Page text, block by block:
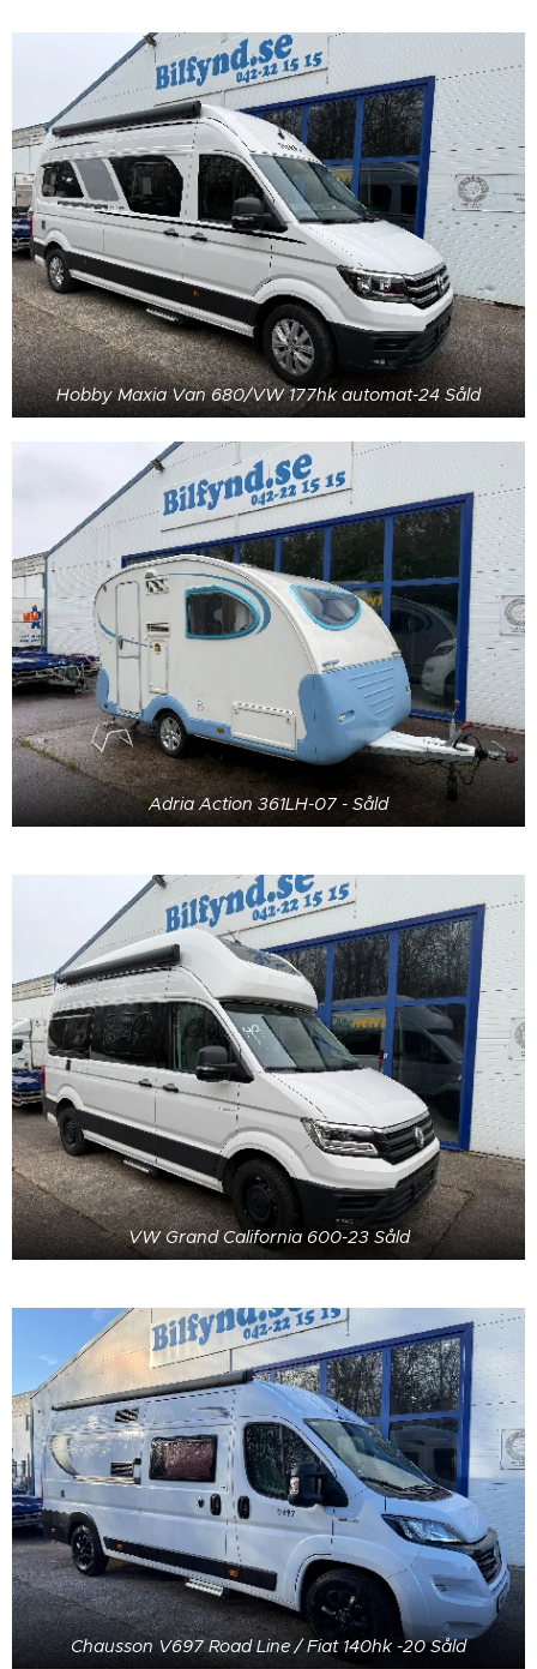
Hobby Maxia Van 680/VW 177hk automat-24 Såld
Adria Action 361LH-07 - Såld
VW Grand California 600-23 Såld
Chausson V697 Road Line / Fiat 140hk -20 Såld